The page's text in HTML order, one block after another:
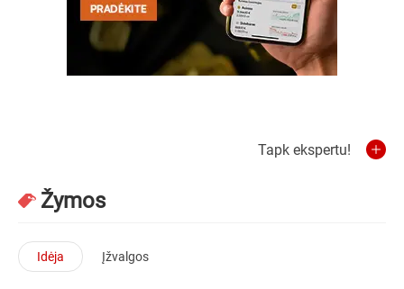
Tapk ekspertu!
Žymos
Idėja Įžvalgos